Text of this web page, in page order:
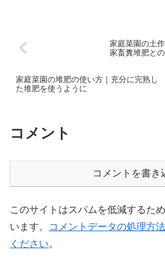
家庭菜園の土
家畜糞堆肥と
家庭菜園の堆肥の使い方｜充分に完熟し
た堆肥を使うように
コメント
コメントを書き
このサイトはスパムを低減するた
います。
コメントデータの処理方
ください。